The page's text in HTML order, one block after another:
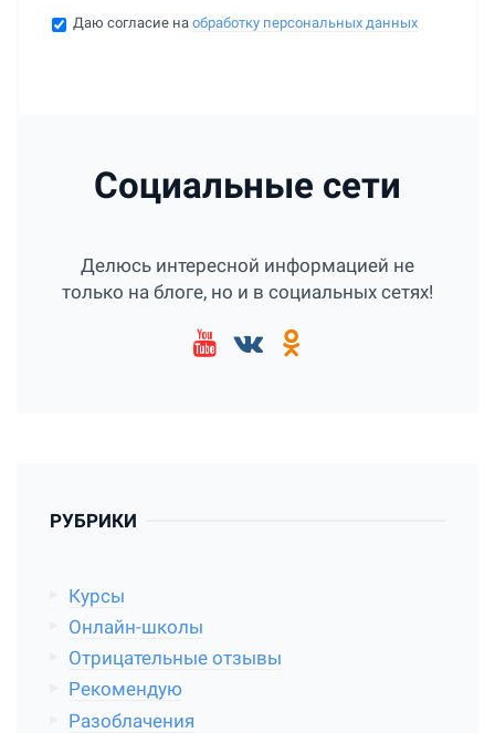
Даю согласие наобработку персональных данных
Социальные сети
Делюсь интересной информацией не
только на блоге, но и в социальных сетях!
РУБРИКИ
Курсы
Онлайн-школы
Отрицательные отзывы
Рекомендую
Разоблачения